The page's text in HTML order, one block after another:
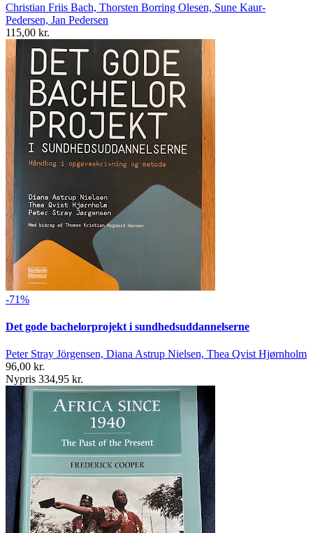
Christian Friis Bach, Thorsten Borring Olesen, Sune Kaur-
Pedersen, Jan Pedersen
115,00 kr.
-71%
Det gode bachelorprojekt i sundhedsuddannelserne
Peter Stray Jörgensen, Diana Astrup Nielsen, Thea Qvist Hjørnholm
96,00 kr.
Nypris 334,95 kr.